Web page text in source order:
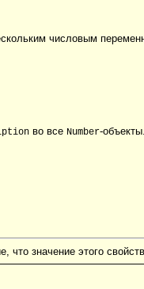
числовым
во все Number-
что значение этого